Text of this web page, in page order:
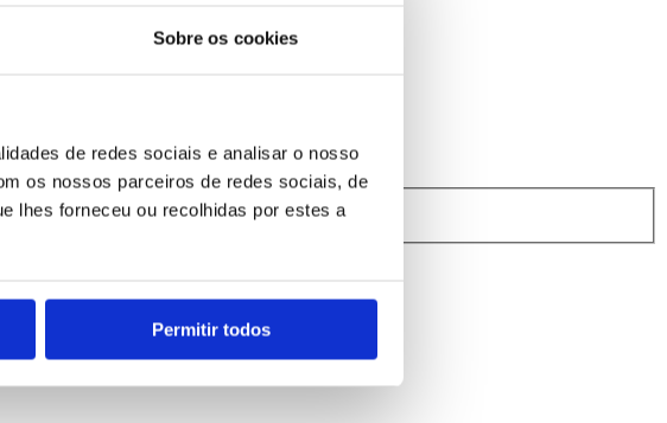
Sobre os cookies
de redes sociais e analisar o nosso
os nossos parceiros de redes sociais, de
lhes forneceu ou recolhidas por estes a
Permitir todos
por parte da Brindibérica.